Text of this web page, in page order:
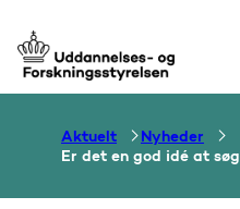
Gå til forsiden
Aktuelt
Nyheder
Er det en god idé at